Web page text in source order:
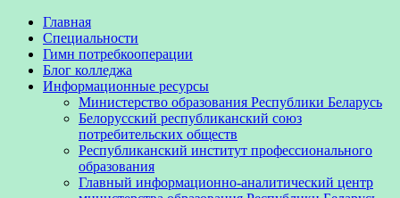
Главная
Специальности
Гимн потребкооперации
Блог колледжа
Информационные ресурсы
Министерство образования Республики Беларусь
Белорусский республиканский союз
потребительских обществ
Республиканский институт профессионального
образования
Главный информационно-аналитический центр